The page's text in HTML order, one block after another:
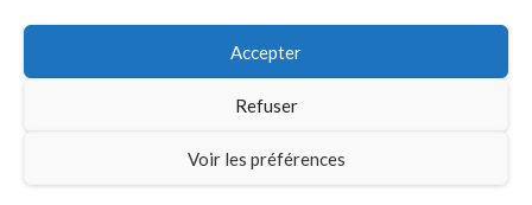
Accepter
Refuser
Voir les préférences
Mentions Légales
Politique de Cookies